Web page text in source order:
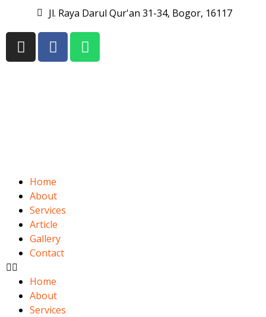
Jl. Raya Darul Qur'an 31-34, Bogor, 16117
Home
About
Services
Article
Gallery
Contact
Home
About
Services